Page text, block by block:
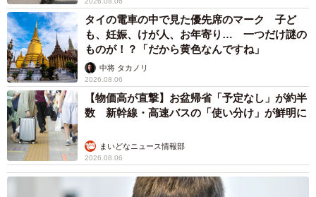
タイの電車の中で見た優先席のマーク 子ど
も、妊娠、けが人、お年寄り… 一つだけ謎の
ものが！？「だから黄色なんですね」
中将 タカノリ
2026.08.06
【物価高が直撃】お盆帰省「予定なし」が約半
数 新幹線・高速バスの「使い分け」が鮮明に
まいどなニュース情報部
2026.08.06